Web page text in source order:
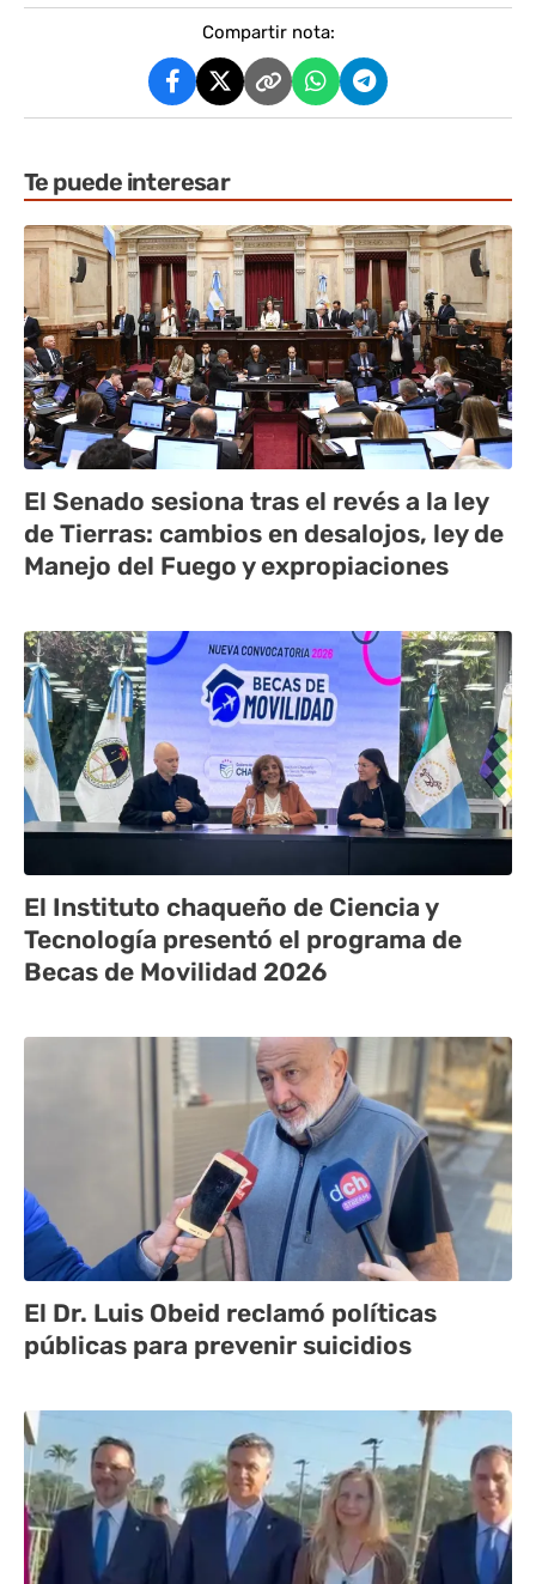
Compartir nota:
Te puede interesar
El Senado sesiona tras el revés a la ley
de Tierras: cambios en desalojos, ley de
Manejo del Fuego y expropiaciones
El Instituto chaqueño de Ciencia y
Tecnología presentó el programa de
Becas de Movilidad 2026
El Dr. Luis Obeid reclamó políticas
públicas para prevenir suicidios